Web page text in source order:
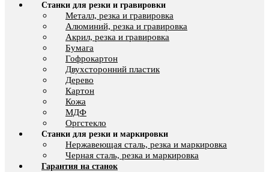
Станки для резки и гравировки
Металл, резка и гравировка
Алюминий, резка и гравировка
Акрил, резка и гравировка
Бумага
Гофрокартон
Двухсторонний пластик
Дерево
Картон
Кожа
МДФ
Оргстекло
Станки для резки и маркировки
Нержавеющая сталь, резка и маркировка
Черная сталь, резка и маркировка
Гарантия на станок